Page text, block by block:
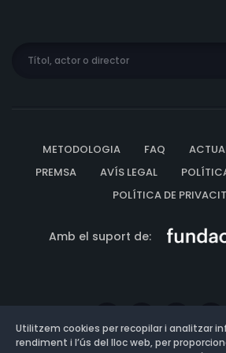
O'Malley, Kevin Flood, Roxanna Nic
METODOLOGIA FAQ
PREMSA
AVÍS LEGAL
POLÍTICA DE
Amb el suport de:
Utilitzem cookies per recopilar i analitzar
rendiment i l’ús del lloc web, per